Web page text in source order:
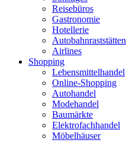
Reisebüros
Gastronomie
Hotellerie
Autobahnraststätten
Airlines
Shopping
Lebensmittelhandel
Online-Shopping
Autohandel
Modehandel
Baumärkte
Elektrofachhandel
Möbelhäuser